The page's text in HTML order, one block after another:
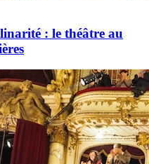
: le théâtre au